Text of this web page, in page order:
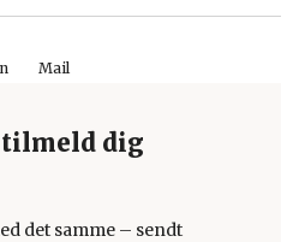
Mail
tilmeld dig
det samme – sendt